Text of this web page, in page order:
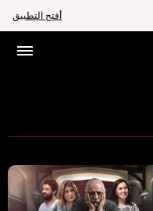
أفتح التطبيق